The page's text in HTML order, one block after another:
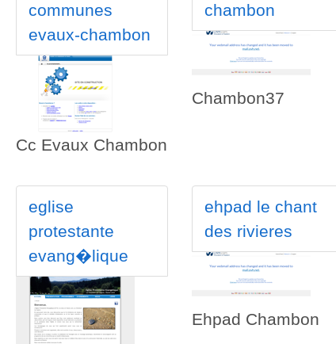
communes
evaux-chambon
Cc Evaux Chambon
chambon
Chambon37
eglise
protestante
evang�lique
ehpad le chant
des rivieres
Ehpad Chambon